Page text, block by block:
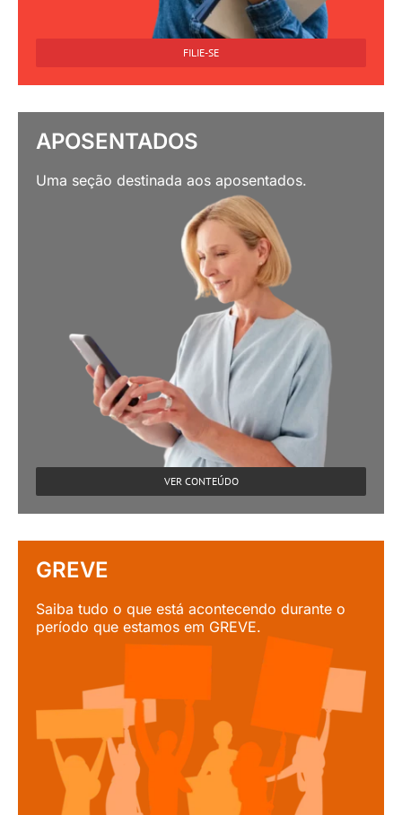
FILIE-SE
APOSENTADOS
Uma seção destinada aos aposentados.
VER CONTEÚDO
GREVE
Saiba tudo o que está acontecendo durante o
período que estamos em GREVE.